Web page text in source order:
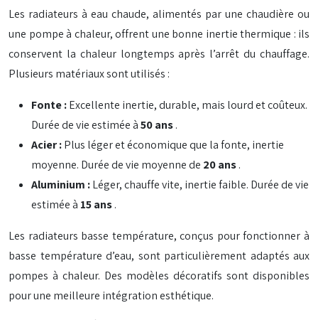
Les radiateurs à eau chaude, alimentés par une chaudière ou
une pompe à chaleur, offrent une bonne inertie thermique : ils
conservent la chaleur longtemps après l’arrêt du chauffage.
Plusieurs matériaux sont utilisés :
Fonte :Excellente inertie, durable, mais lourd et coûteux.
Durée de vie estimée à50 ans.
Acier :Plus léger et économique que la fonte, inertie
moyenne. Durée de vie moyenne de 20 ans.
Aluminium :Léger, chauffe vite, inertie faible. Durée de vie
estimée à 15 ans.
Les radiateurs basse température, conçus pour fonctionner à
basse température d’eau, sont particulièrement adaptés aux
pompes à chaleur. Des modèles décoratifs sont disponibles
pour une meilleure intégration esthétique.